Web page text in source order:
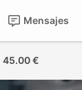
Mensajes
45.00 €